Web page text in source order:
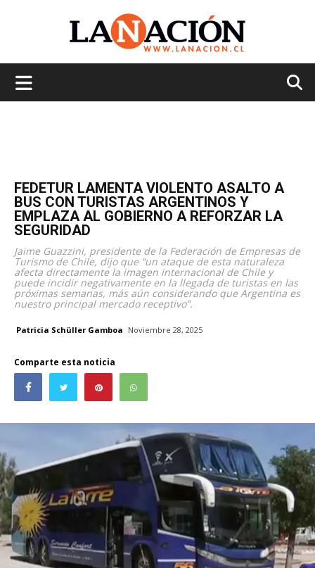
FEDETUR LAMENTA VIOLENTO ASALTO A
BUS CON TURISTAS ARGENTINOS Y
EMPLAZA AL GOBIERNO A REFORZAR LA
SEGURIDAD
Jaime Guazzini, presidente de la Federación de Empresas de
Turismo de Chile, dijo que “un ataque de esta naturaleza
afecta directamente la imagen internacional de Chile y
puede incidir negativamente en la llegada de turistas en las
próximas semanas, más aún considerando que Argentina es
nuestro principal mercado receptivo”.
Patricia Schüller Gamboa Noviembre 28, 2025
Comparte esta noticia